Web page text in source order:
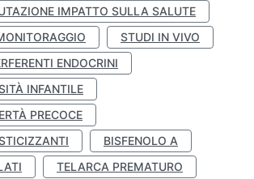
IMPATTO SULLA SALUTE
STUDI IN VIVO
ENDOCRINI
INFANTILE
PRECOCE
BISFENOLO A
TELARCA PREMATURO